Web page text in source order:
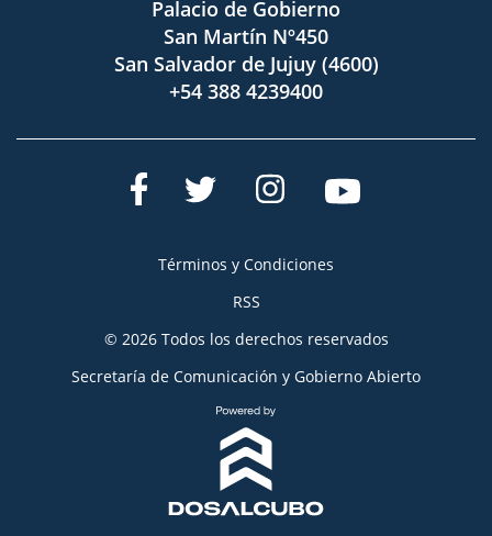
Palacio de Gobierno
San Martín Nº450
San Salvador de Jujuy (4600)
+54 388 4239400
Términos y Condiciones
RSS
© 2026 Todos los derechos reservados
Secretaría de Comunicación y Gobierno Abierto